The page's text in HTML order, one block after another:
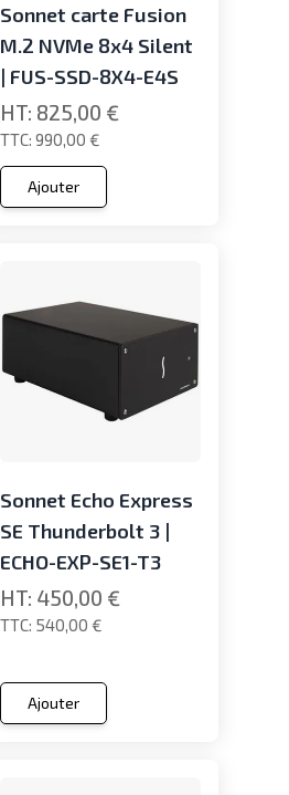
Sonnet carte Fusion
M.2 NVMe 8x4 Silent
| FUS-SSD-8X4-E4S
990,00 €
825,00 €
Ajouter
Sonnet Echo Express
SE Thunderbolt 3 |
ECHO-EXP-SE1-T3
540,00 €
450,00 €
Ajouter